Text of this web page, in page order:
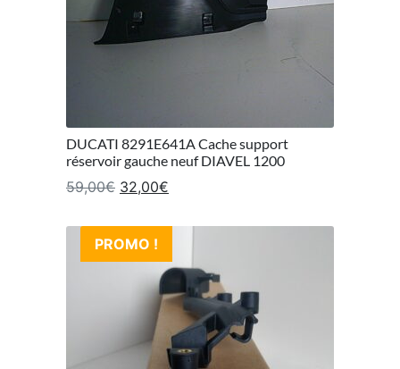
DUCATI 8291E641A Cache support
réservoir gauche neuf DIAVEL 1200
59,00€ Le prix initial était : 59,00€.
32,00€
PROMO !